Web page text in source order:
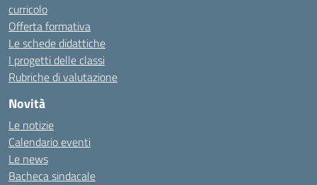
curricolo
Offerta formativa
Le schede didattiche
I progetti delle classi
Rubriche di valutazione
Novità
Le notizie
Calendario eventi
Le news
Bacheca sindacale